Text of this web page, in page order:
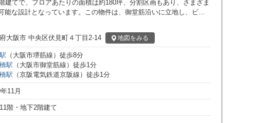
建てで、フロアあたりの面積は約180坪、分割区画もあり、さまざま
能な設計となっています。この物件は、御堂筋沿いに立地し、ビジ
が非常に良好です。淀屋橋駅からは梅田まで3分、新大阪へ9分、大
でアクセスできるため、ビジネスの拡張や出張利用にも優れた立地
橋駅、大江橋駅、渡辺橋駅も徒歩圏内にあり、サブウェイや京阪本
充実しており、天井高は2,550mm、床
クト仕様ですが、OAフロア相談も可能です。また、セントラル空
しており、快適なオフィス環境を提供します。トイレは共用部分に
女別、セキュリティ対策には機械警備を導入しており、安全な職場
ます。エレベーターは4基搭載しており、高層フロアへのアクセスも
大阪市 中央区伏見町４丁目2-14 地図をみる
駅 （ 大阪市堺筋線 ） 徒歩8分
駅 （ 大阪市御堂筋線 ） 徒歩1分
駅 （京阪電気鉄道京阪線 ） 徒歩1分
11月
階・地下2階建て